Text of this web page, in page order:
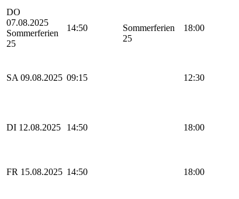
DO
07.08.2025
Sommerferien
25
14:50
Sommerferien
25
18:00
SA 09.08.2025 09:15 12:30
DI 12.08.2025 14:50 18:00
FR 15.08.2025 14:50 18:00